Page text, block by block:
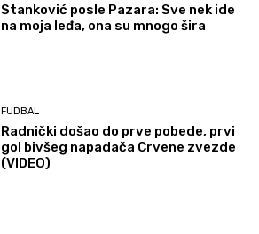
Stanković posle Pazara: Sve nek ide
na moja leđa, ona su mnogo šira
FUDBAL
Radnički došao do prve pobede, prvi
gol bivšeg napadača Crvene zvezde
(VIDEO)